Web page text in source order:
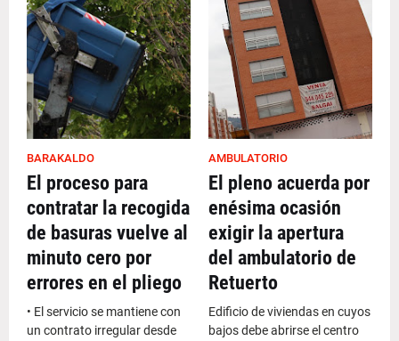
BARAKALDO
El proceso para
contratar la recogida
de basuras vuelve al
minuto cero por
errores en el pliego
• El servicio se mantiene con
un contrato irregular desde
AMBULATORIO
El pleno acuerda por
enésima ocasión
exigir la apertura
del ambulatorio de
Retuerto
Edificio de viviendas en cuyos
bajos debe abrirse el centro